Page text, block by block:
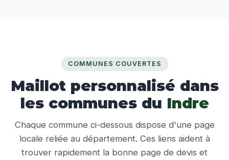
COMMUNES COUVERTES
Maillot personnalisé dans
les communes du Indre
Chaque commune ci-dessous dispose d'une page
locale reliée au département. Ces liens aident à
trouver rapidement la bonne page de devis et